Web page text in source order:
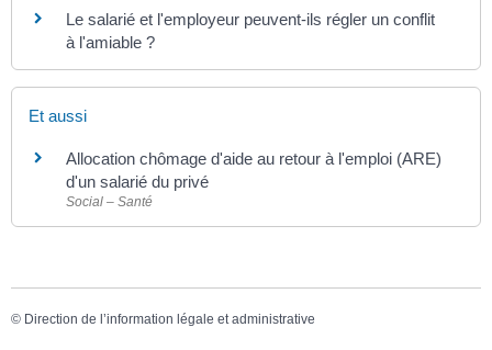
Le salarié et l'employeur peuvent-ils régler un conflit
à l'amiable ?
Et aussi
Allocation chômage d'aide au retour à l'emploi (ARE)
d'un salarié du privé
Social – Santé
© Direction de l’information légale et administrative